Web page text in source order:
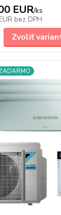
EUR/ks
bez DPH
Zvoliť